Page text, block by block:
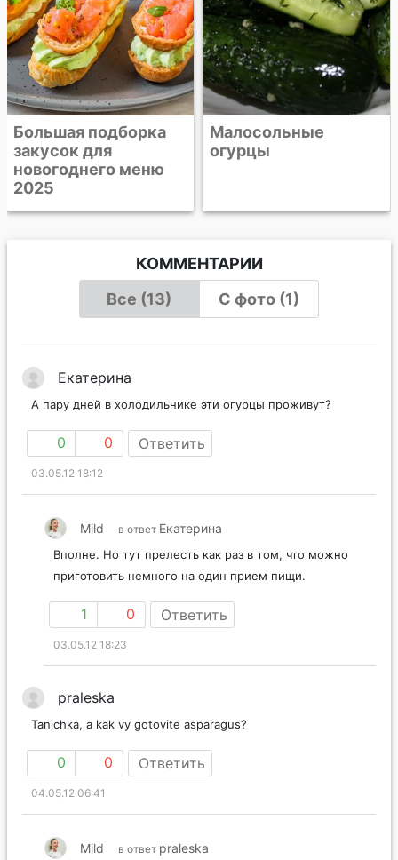
Малосольные
огурцы
КОММЕНТАРИИ
Все (13)
С фото (1)
Екатерина
А пару дней в холодильнике эти огурцы проживут?
0 0 Ответить
03.05.12 18:12
Mild в ответ Екатерина
Вполне. Но тут прелесть как раз в том, что можно
приготовить немного на один прием пищи.
1 0 Ответить
03.05.12 18:23
praleska
Tanichka, a kak vy gotovite asparagus?
0 0 Ответить
04.05.12 06:41
Mild в ответ praleska